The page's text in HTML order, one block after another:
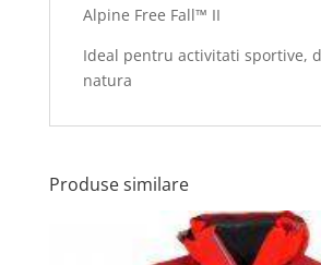
Alpine Free Fall™ II
Ideal pentru activitati sportive,
natura
Produse similare